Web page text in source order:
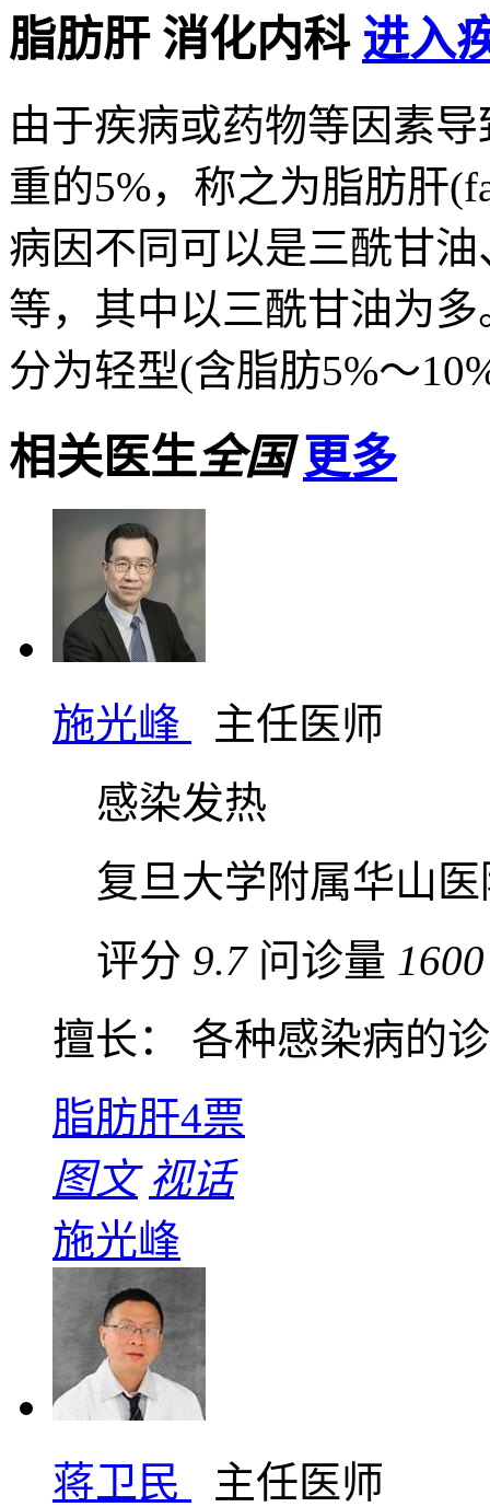
脂肪肝 消化内科 进入
由于疾病或药物等因素
重的5%，称之为脂肪肝
病因不同可以是三酰甘
等，其中以三酰甘油为
分为轻型(含脂肪5%～
相关医生全国 更多
施光峰
主任医师
感染发热
复旦大学附属华山医
评分 9.7 问诊量 1600
擅长： 各种感染病的
脂肪肝4票
图文 视话
施光峰
蒋卫民
主任医师